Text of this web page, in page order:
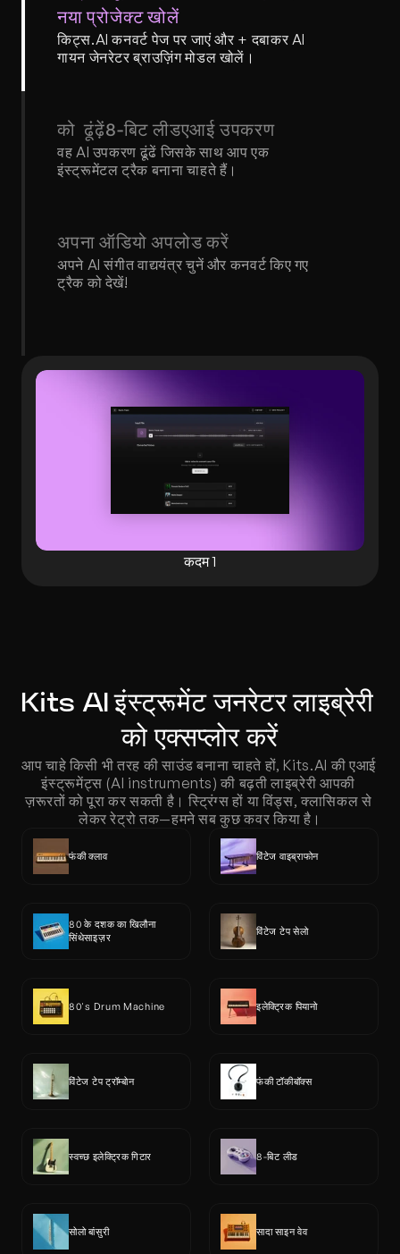
नया प्रोजेक्ट खोलें
किट्स.AI कनवर्ट पेज पर जाएं और + दबाकर AI
गायन जेनरेटर ब्राउज़िंग मोडल खोलें।
को  ढूंढ़ें8-बिट लीडएआई उपकरण
वह AI उपकरण ढूंढें जिसके साथ आप एक
इंस्ट्रूमेंटल ट्रैक बनाना चाहते हैं।
अपना ऑडियो अपलोड करें
अपने AI संगीत वाद्ययंत्र चुनें और कनवर्ट किए गए
ट्रैक को देखें!
कदम 1
Kits AI इंस्ट्रूमेंट जनरेटर लाइब्रेरी
को एक्सप्लोर करें
आप चाहे किसी भी तरह की साउंड बनाना चाहते हों, Kits.AI की एआई
इंस्ट्रूमेंट्स (AI instruments) की बढ़ती लाइब्रेरी आपकी
ज़रूरतों को पूरा कर सकती है। स्ट्रिंग्स हों या विंड्स, क्लासिकल से
लेकर रेट्रो तक—हमने सब कुछ कवर किया है।
फंकी क्लाव विंटेज वाइब्राफोन
80 के दशक का खिलौना
सिंथेसाइज़र
विंटेज टेप सेलो
80's Drum Machine इलेक्ट्रिक पियानो
विंटेज टेप ट्रॉम्बोन फंकी टॉकीबॉक्स
स्वच्छ इलेक्ट्रिक गिटार 8-बिट लीड
सोलो बांसुरी सादा साइन वेव